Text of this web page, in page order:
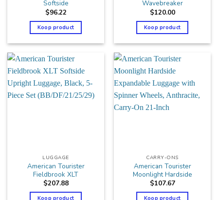
Softside
$96.22
Koop product
Wavebreaker
$120.00
Koop product
LUGGAGE
American Tourister
Fieldbrook XLT
$207.88
Koop product
CARRY-ONS
American Tourister
Moonlight Hardside
$107.67
Koop product